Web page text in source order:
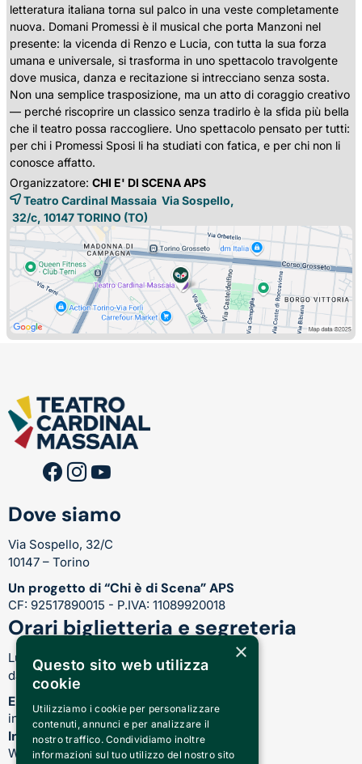
letteratura italiana torna sul palco in una veste completamente
nuova. Domani Promessi è il musical che porta Manzoni nel
presente: la vicenda di Renzo e Lucia, con tutta la sua forza
umana e universale, si trasforma in uno spettacolo travolgente
dove musica, danza e recitazione si intrecciano senza sosta.
Non una semplice trasposizione, ma un atto di coraggio creativo
— perché riscoprire un classico senza tradirlo è la sfida più bella
che il teatro possa raccogliere. Uno spettacolo pensato per tutti:
per chi i Promessi Sposi li ha studiati con fatica, e per chi non li
conosce affatto.
Organizzatore: CHI E' DI SCENA APS
Teatro Cardinal Massaia Via Sospello,
32/c, 10147 TORINO (TO)
Dove siamo
Via Sospello, 32/C
10147 – Torino
Un progetto di “Chi è di Scena” APS
CF: 92517890015 - P.IVA: 11089920018
Orari biglietteria e segreteria
Lunedì-Venerdì:
dalle 17.00 alle 21.00
Email
info@teatrocardinalmassaia.com
Informazioni su spettacoli e teatro
WhatsApp: 344 410 4477
×
Questo sito web utilizza
cookie
Utilizziamo i cookie per personalizzare
contenuti, annunci e per analizzare il
nostro traffico. Condividiamo inoltre
informazioni sul tuo utilizzo del nostro sito